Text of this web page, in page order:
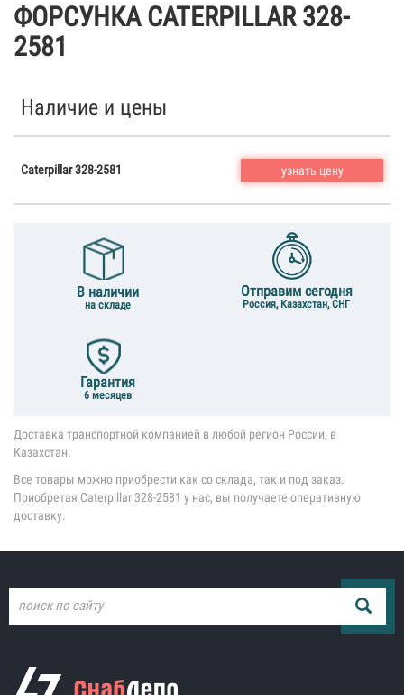
ФОРСУНКА CATERPILLAR 328-
2581
Наличие и цены
Caterpillar 328-2581 узнать цену
В наличии
на складе
Отправим сегодня
Россия, Казахстан, СНГ
Гарантия
6 месяцев
Доставка транспортной компанией в любой регион России, в
Казахстан.
Все товары можно приобрести как со склада, так и под заказ.
Приобретая Caterpillar 328-2581 у нас, вы получаете оперативную
доставку.